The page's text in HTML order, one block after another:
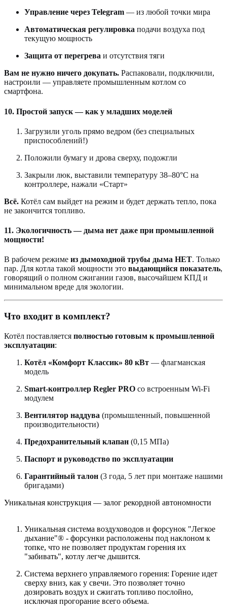
Управление через Telegram — из любой точки мира
Автоматическая регулировка подачи воздуха под
текущую мощность
Защита от перегрева и отсутствия тяги
Вам не нужно ничего докупать. Распаковали, подключили,
настроили — управляете промышленным котлом со
смартфона.
10. Простой запуск — как у младших моделей
Загрузили уголь прямо ведром (без специальных
приспособлений!)
Положили бумагу и дрова сверху, подожгли
Закрыли люк, выставили температуру 38–80°С на
контроллере, нажали «Старт»
Всё. Котёл сам выйдет на режим и будет держать тепло, пока
не закончится топливо.
11. Экологичность — дыма нет даже при промышленной
мощности!
В рабочем режиме из дымоходной трубы дыма НЕТ. Только
пар. Для котла такой мощности это выдающийся показатель,
говорящий о полном сжигании газов, высочайшем КПД и
минимальном вреде для экологии.
Что входит в комплект?
Котёл поставляется полностью готовым к промышленной
эксплуатации:
Котёл «Комфорт Классик» 80 кВт — флагманская
модель
Smart-контроллер Regler PRO со встроенным Wi-Fi
модулем
Вентилятор наддува (промышленный, повышенной
производительности)
Предохранительный клапан (0,15 МПа)
Паспорт и руководство по эксплуатации
Гарантийный талон (3 года, 5 лет при монтаже нашими
бригадами)
Уникальная конструкция — залог рекордной автономности
Уникальная система воздуховодов и форсунок "Легкое
дыхание"® - форсунки расположены под наклоном к
топке, что не позволяет продуктам горения их
"забивать", котлу легче дышится.
Система верхнего управляемого горения: Горение идет
сверху вниз, как у свечи. Это позволяет точно
дозировать воздух и сжигать топливо послойно,
исключая прогорание всего объема.